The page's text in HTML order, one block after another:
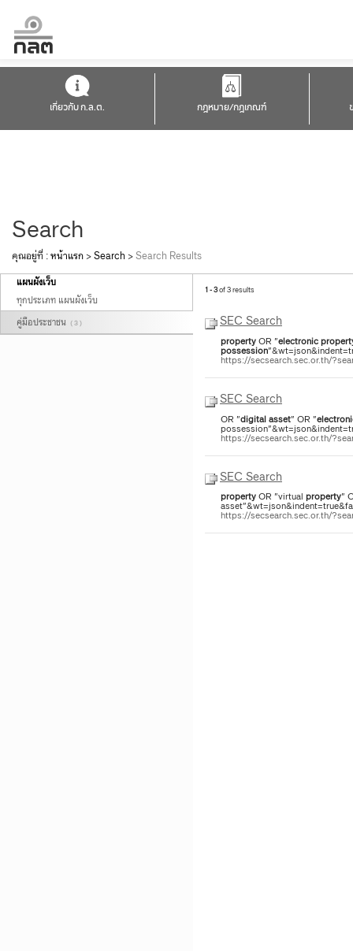
เกี่ยวกับ ก.ล.ต. กฎหมาย/กฎเกณฑ์
Search
คุณอยู่ที่ :หน้าแรก >Search >Search Results
แผนผังเว็บ
ทุกประเภท แผนผังเว็บ
คู่มือประชาชน ( 3 )
1 - 3of 3 results
SEC Search
propertyOR "electronic
possession
https://secsearch.sec.or.th/
SEC Search
OR "digitalasset" OR "
https://secsearch.sec.or.th/
SEC Search
propertyOR "virtual property"
https://secsearch.sec.or.th/